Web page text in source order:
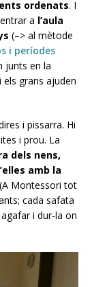
ordenats. I
a l’aula
(–> al mètode
i períodes
junts en la
grans ajuden
i pissarra. Hi
i prou. La
dels nens,
amb la
(A Montessori tot
cada safata
i dur-la on